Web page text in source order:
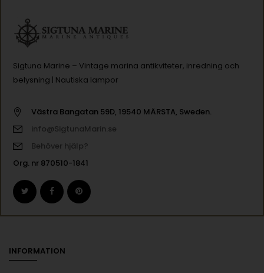
Sigtuna Marine – Vintage marina antikviteter, inredning och
belysning | Nautiska lampor
Västra Bangatan 59D, 19540 MÄRSTA, Sweden.
info@SigtunaMarin.se
Behöver hjälp?
Org. nr 870510-1841
INFORMATION